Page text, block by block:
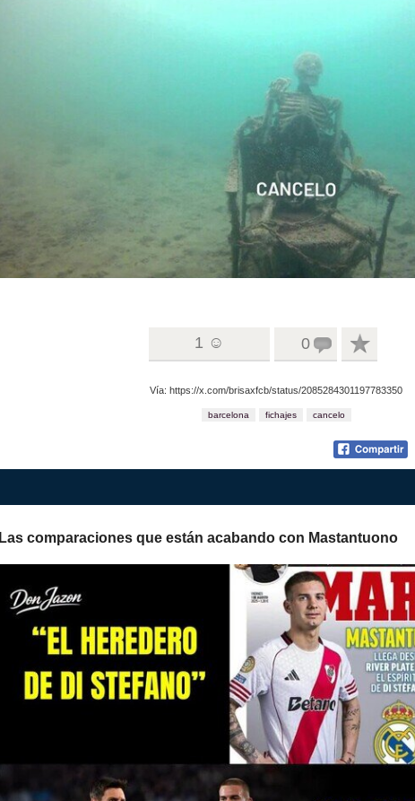
1 ☺ 0
Vía: https://x.com/brisaxfcb/status/2085284301197783350
barcelona fichajes cancelo
Las comparaciones que están acabando con Mastantuono